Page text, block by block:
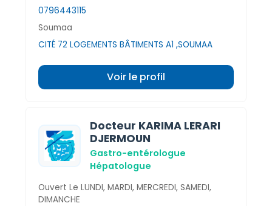
0796443115
Soumaa
CITÉ 72 LOGEMENTS BÂTIMENTS A1 ,SOUMAA
Voir le profil
Docteur KARIMA LERARI
DJERMOUN
Gastro-entérologue
Hépatologue
Ouvert Le LUNDI, MARDI, MERCREDI, SAMEDI,
DIMANCHE